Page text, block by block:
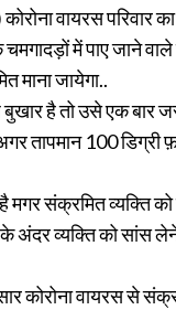
वायरस परिवार
में पाए जाने वाले
माना जायेगा..
है तो उसे एक बार
तापमान 100
मगर संक्रमित व्यक्ति
अंदर व्यक्ति को सांस
कोरोना वायरस से